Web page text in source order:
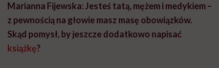
Marianna Fijewska:Jesteś tatą, mężem i medykiem –
z pewnością na głowie masz masę obowiązków.
Skąd pomysł, by jeszcze dodatkowo napisać
książkę?